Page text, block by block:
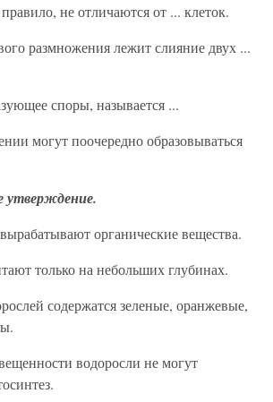
не отличаются от ... клеток.
размножения лежит слияние двух ...
споры, называется ...
могут поочередно образовываться
утверждение.
органические вещества.
только на небольших глубинах.
содержатся зеленые, оранжевые,
водоросли не могут